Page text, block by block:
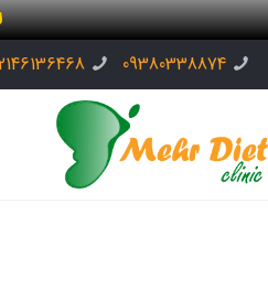
09380338874